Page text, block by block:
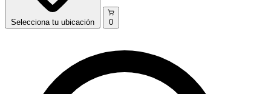
Selecciona tu ubicación 0